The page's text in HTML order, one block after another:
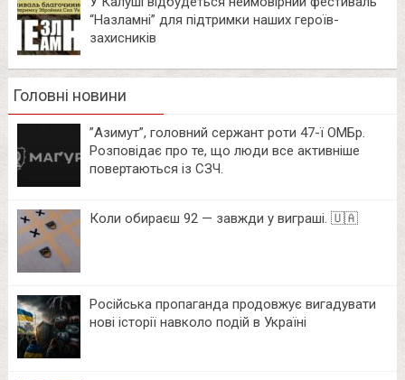
“Назламні” для підтримки наших героїв-
захисників
Головні новини
⁨”Азимут”, головний сержант роти 47-ї ОМБр.
Розповідає про те, що люди все активніше
повертаються із СЗЧ.
Коли обираєш 92 — завжди у виграші. 🇺🇦
Російська пропаганда продовжує вигадувати
нові історії навколо подій в Україні